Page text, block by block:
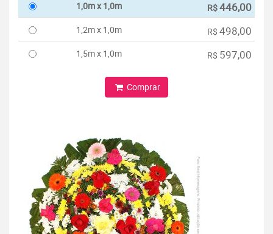
1,0m x 1,0m R$446,00
1,2m x 1,0m R$ 498,00
1,5m x 1,0m R$ 597,00
Comprar